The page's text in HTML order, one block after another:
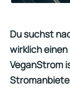
Du suchst
wirklich
VeganStrom